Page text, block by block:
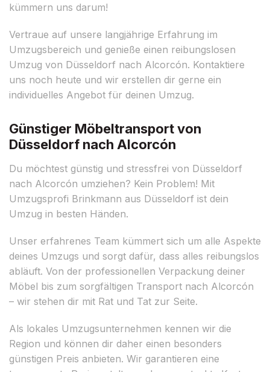
kümmern uns darum!
Vertraue auf unsere langjährige Erfahrung im
Umzugsbereich und genieße einen reibungslosen
Umzug von Düsseldorf nach Alcorcón. Kontaktiere
uns noch heute und wir erstellen dir gerne ein
individuelles Angebot für deinen Umzug.
Günstiger Möbeltransport von
Düsseldorf nach Alcorcón
Du möchtest günstig und stressfrei von Düsseldorf
nach Alcorcón umziehen? Kein Problem! Mit
Umzugsprofi Brinkmann aus Düsseldorf ist dein
Umzug in besten Händen.
Unser erfahrenes Team kümmert sich um alle Aspekte
deines Umzugs und sorgt dafür, dass alles reibungslos
abläuft. Von der professionellen Verpackung deiner
Möbel bis zum sorgfältigen Transport nach Alcorcón
– wir stehen dir mit Rat und Tat zur Seite.
Als lokales Umzugsunternehmen kennen wir die
Region und können dir daher einen besonders
günstigen Preis anbieten. Wir garantieren eine